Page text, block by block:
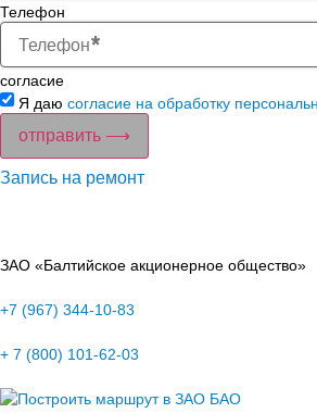
Телефон
согласие
Я даю согласие на обработку
отправить ⟶
Запись на ремонт
ЗАО «Балтийское акционерное общество»
+7 (967) 344-10-83
+ 7 (800) 101-62-03